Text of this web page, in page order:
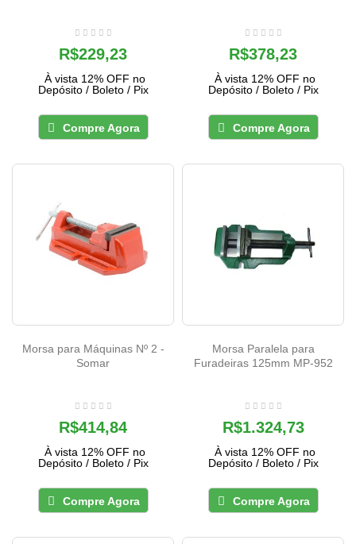
R$229,23
À vista 12% OFF no
Depósito / Boleto / Pix
Compre Agora
R$378,23
À vista 12% OFF no
Depósito / Boleto / Pix
Compre Agora
Morsa para Máquinas Nº 2 -
Somar
R$414,84
À vista 12% OFF no
Depósito / Boleto / Pix
Compre Agora
Morsa Paralela para
Furadeiras 125mm MP-952
R$1.324,73
À vista 12% OFF no
Depósito / Boleto / Pix
Compre Agora